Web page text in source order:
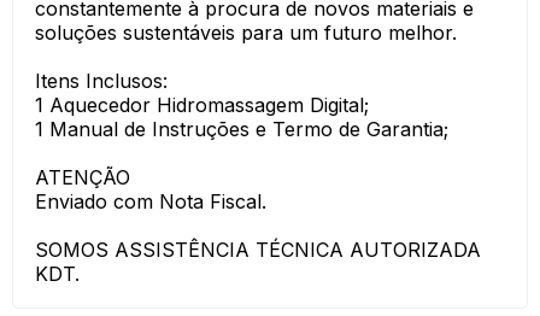
constantemente à procura de novos materiais e
soluções sustentáveis para um futuro melhor.
Itens Inclusos:
1 Aquecedor Hidromassagem Digital;
1 Manual de Instruções e Termo de Garantia;
ATENÇÃO
Enviado com Nota Fiscal.
SOMOS ASSISTÊNCIA TÉCNICA AUTORIZADA
KDT.